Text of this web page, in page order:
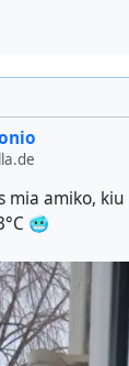
amiko, kiu
🥶